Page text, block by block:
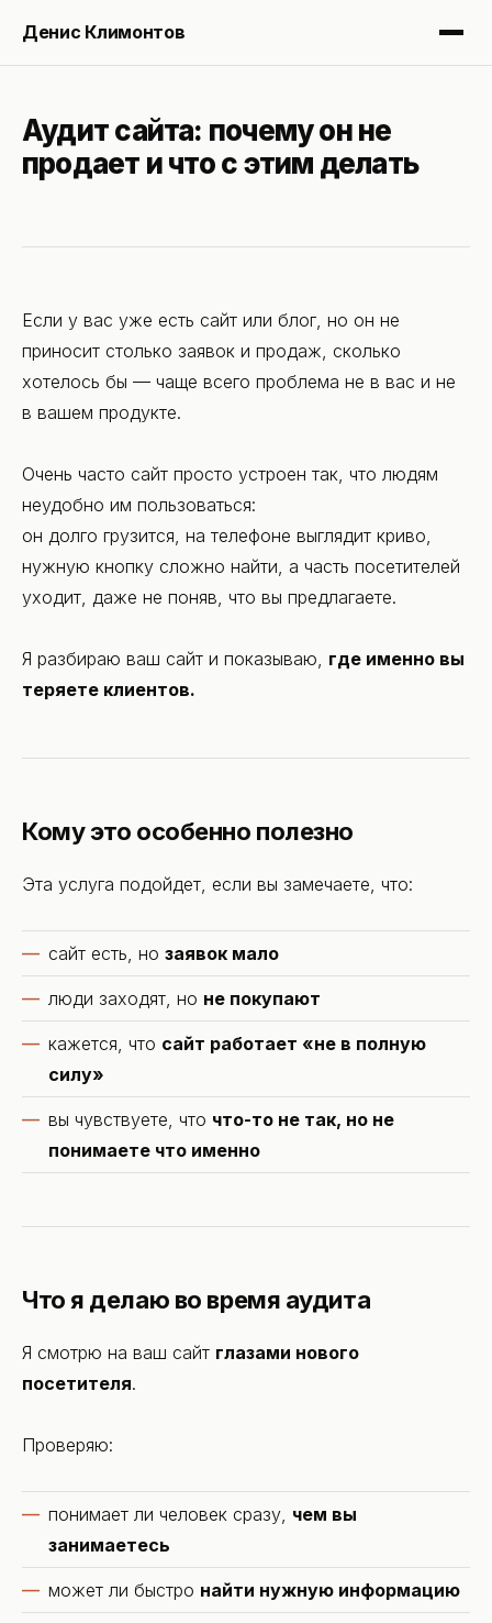
Денис Климонтов
Блог
Аудит
Контакты
Аудит сайта: почему он не
продает и что с этим делать
Если у вас уже есть сайт или блог, но он не
приносит столько заявок и продаж, сколько
хотелось бы — чаще всего проблема не в вас и не
в вашем продукте.
Очень часто сайт просто устроен так, что людям
неудобно им пользоваться:
он долго грузится, на телефоне выглядит криво,
нужную кнопку сложно найти, а часть посетителей
уходит, даже не поняв, что вы предлагаете.
Я разбираю ваш сайт и показываю, где именно вы
теряете клиентов.
Кому это особенно полезно
Эта услуга подойдет, если вы замечаете, что:
сайт есть, но заявок мало
люди заходят, но не покупают
кажется, что сайт работает «не в полную
силу»
вы чувствуете, что что-то не так, но не
понимаете что именно
Что я делаю во время аудита
Я смотрю на ваш сайт глазами нового
посетителя.
Проверяю:
понимает ли человек сразу, чем вы
занимаетесь
может ли быстро найти нужную информацию